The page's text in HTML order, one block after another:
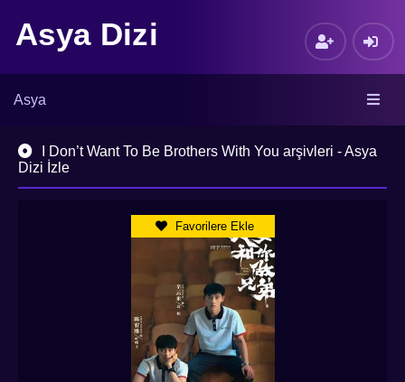
Asya Dizi
Asya
I Don’t Want To Be Brothers With You arşivleri - Asya
Dizi İzle
Favorilere Ekle